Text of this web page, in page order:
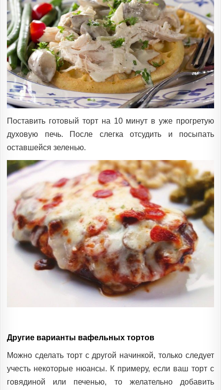
Поставить готовый торт на 10 минут в уже прогретую
духовую печь. После слегка отсудить и посыпать
оставшейся зеленью.
Другие варианты вафельных тортов
Можно сделать торт с другой начинкой, только следует
учесть некоторые нюансы. К примеру, если ваш торт с
говядиной или печенью, то желательно добавить